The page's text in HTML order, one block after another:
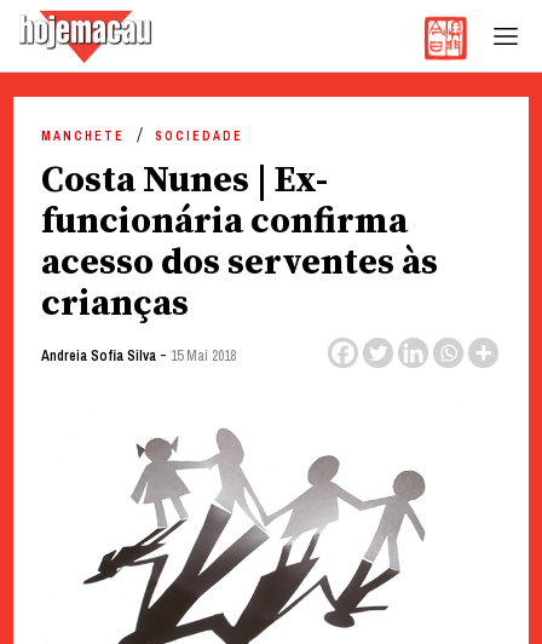
content
MANCHETE SOCIEDADE
Costa Nunes | Ex-
funcionária confirma
acesso dos serventes às
crianças
Andreia Sofia Silva- 15 Mai 2018